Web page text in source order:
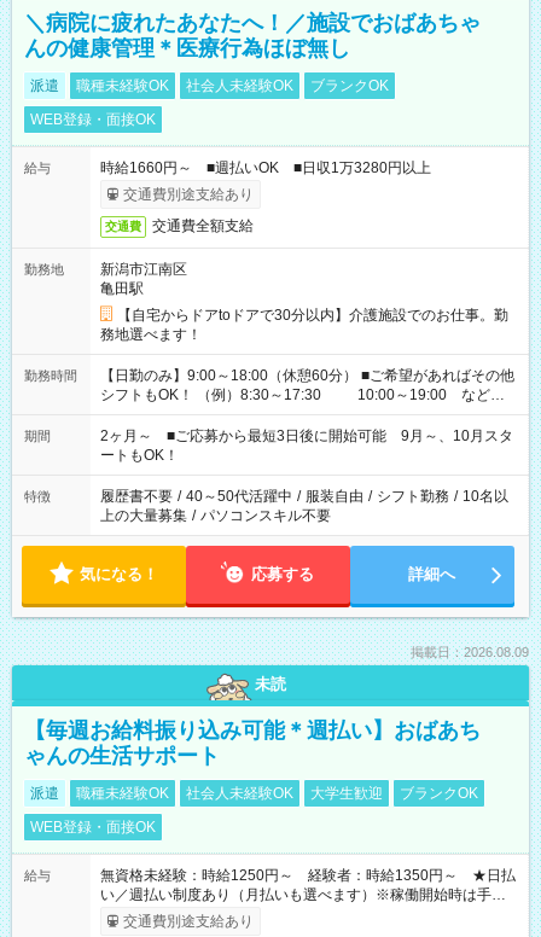
＼病院に疲れたあなたへ！／施設でおばあちゃ
んの健康管理＊医療行為ほぼ無し
派遣 職種未経験OK 社会人未経験OK
ブランクOK
WEB登録・面接OK
給与
時給1660円～ ■週払いOK ■日収1万3280円以上
交通費別途支給あり
交通費 交通費全額支給
勤務地
新潟市江南区
亀田駅
【自宅からドアtoドアで30分以内】介護施設でのお仕事。勤
務地選べます！
勤務時間
【日勤のみ】9:00～18:00（休憩60分） ■ご希望があればその他
シフトもOK！ （例）8:30～17:30 10:00～19:00 など
「家族とお休みを合わせたい」 「できれば残業はしたくない」
など、あなたのご希望に沿ったお仕事をご紹介します！ ※Wワ
ーク希望の方へ 今ご覧のお仕事で希望する勤務時間と、もう1つ
のお仕事の勤務時間。 合計で週40時間を超える場合は応募でき
ません
期間
2ヶ月～ ■ご応募から最短3日後に開始可能 9月～、10月スタ
ートもOK！
特徴 履歴書不要 / 40～50代活躍中 / 服装自由 / シフト勤務 / 10名以
上の大量募集 / パソコンスキル不要
気になる！ 応募する 詳細へ
掲載日：2026.08.09
未読
【毎週お給料振り込み可能＊週払い】おばあち
ゃんの生活サポート
派遣 職種未経験OK 社会人未経験OK 大学生歓迎
ブランクOK
WEB登録・面接OK
給与
無資格未経験：時給1250円～ 経験者：時給1350円～ ★日払
い／週払い制度あり（月払いも選べます）※稼働開始時は手続き
完了次第のお支払いとなります。
交通費別途支給あり